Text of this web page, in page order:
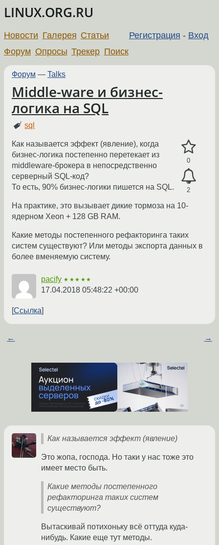
LINUX.ORG.RU
Регистрация - Вход
Новости Галерея Статьи
Форум Опросы Трекер Поиск
Форум — Talks
Middle-ware и бизнес-
логика на SQL
sql
0
2
Как называется эффект (явление), когда
бизнес-логика постепенно перетекает из
middleware-брокера в непосредственно
серверный SQL-код?
То есть, 90% бизнес-логики пишется на SQL.
На практике, это вызывает дикие тормоза на 10-
ядерном Xeon + 128 GB RAM.
Какие методы постепенного рефакторинга таких
систем существуют? Или методы экспорта данных в
более вменяемую систему.
pacify ★★★★★
17.04.2018 05:48:22 +00:00
Ссылка
← →
Как называется эффект (явление)
Это жопа, господа. Но таки у нас тоже это
имеет место быть.
Какие методы постепенного
рефакторинга таких систем
существуют?
Вытаскивай потихоньку всё оттуда куда-
нибудь. Какие еще тут методы.